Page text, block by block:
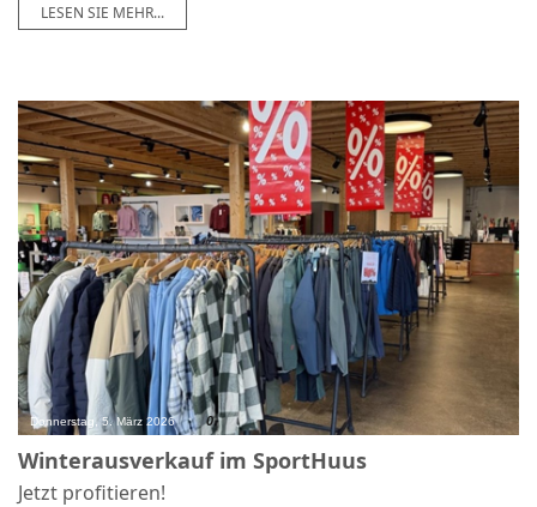
LESEN SIE MEHR...
Donnerstag, 5. März 2026 0
Winterausverkauf im SportHuus
Jetzt profitieren!